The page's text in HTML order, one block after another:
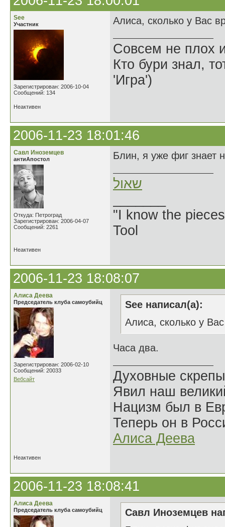
See
Участник
Зарегистрирован: 2006-10-04
Сообщений: 134
Алиса, сколько у Вас
Совсем не плох
Кто бури знал,
'Игра')
Неактивен
2006-11-23 18:01:46
Савл Иноземцев
антиАпостол
Откуда: Петроград
Зарегистрирован: 2006-04-07
Сообщений: 2261
Блин, я уже фиг знает
שאול
"I know the
Tool
Неактивен
2006-11-23 18:08:07
Алиса Деева
Председатель клуба самоубийц
Зарегистрирован: 2006-02-10
Сообщений: 20033
Вебсайт
See написал(а):
Алиса, сколько у
Часа два.
Духовные
Явил наш
Нацизм был в
Теперь он в
Алиса Деева
Неактивен
2006-11-23 18:08:41
Алиса Деева
Председатель клуба самоубийц
Савл Иноземцев